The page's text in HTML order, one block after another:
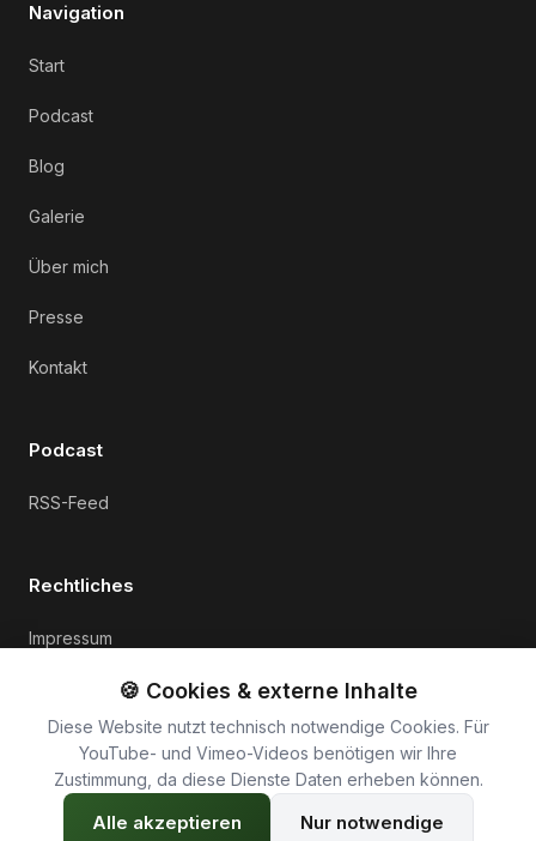
Navigation
Start
Podcast
Blog
Galerie
Über mich
Presse
Kontakt
Podcast
RSS-Feed
Rechtliches
Impressum
Datenschutz
Cookie-Einstellungen
🍪 Cookies & externe Inhalte
Diese Website nutzt technisch notwendige Cookies. Für
YouTube- und Vimeo-Videos benötigen wir Ihre
Zustimmung, da diese Dienste Daten erheben können.
Alle akzeptieren Nur notwendige